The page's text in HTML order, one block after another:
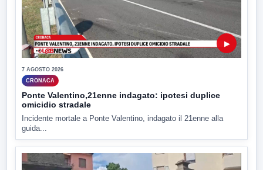
▶
7 AGOSTO 2026
CRONACA
Ponte Valentino,21enne indagato: ipotesi duplice
omicidio stradale
Incidente mortale a Ponte Valentino, indagato il 21enne alla
guida...